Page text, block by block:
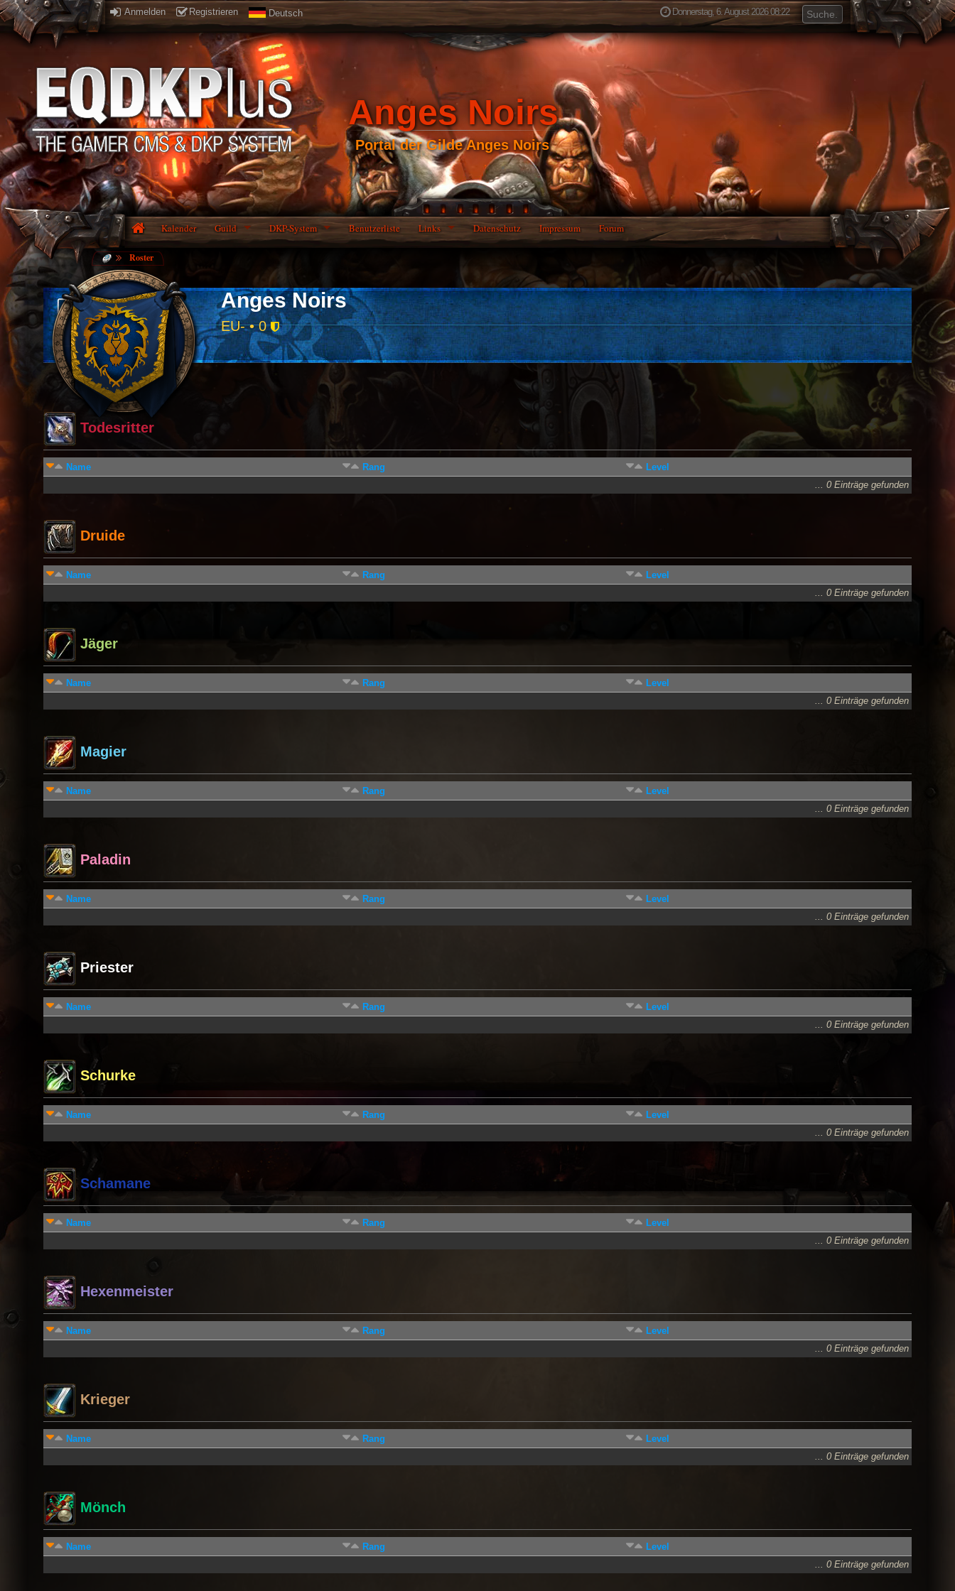
Anmelden Registrieren Deutsch Donnerstag, 6. August 2026 08:22
Anges Noirs
Portal der Gilde Anges Noirs
Kalender Guild DKP-System Benutzerliste Links Datenschutz Impressum Forum
Roster
Anges Noirs
EU- • 0
Todesritter
Name Rang
Level
... 0 Einträge gefunden
Druide
Name Rang
Level
... 0 Einträge gefunden
Jäger
Name Rang
Level
... 0 Einträge gefunden
Magier
Name Rang
Level
... 0 Einträge gefunden
Paladin
Name Rang
Level
... 0 Einträge gefunden
Priester
Name Rang
Level
... 0 Einträge gefunden
Schurke
Name Rang
Level
... 0 Einträge gefunden
Schamane
Name Rang
Level
... 0 Einträge gefunden
Hexenmeister
Name Rang
Level
... 0 Einträge gefunden
Krieger
Name Rang
Level
... 0 Einträge gefunden
Mönch
Name Rang
Level
... 0 Einträge gefunden